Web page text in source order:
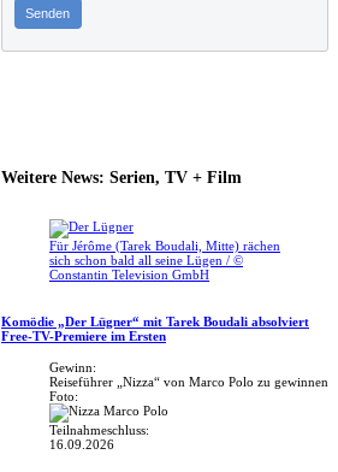
Senden
Weitere News: Serien, TV + Film
Für Jérôme (Tarek Boudali, Mitte) rächen
sich schon bald all seine Lügen / ©
Constantin Television GmbH
Komödie „Der Lügner“ mit Tarek Boudali absolviert
Free-TV-Premiere im Ersten
Gewinn:
Reiseführer „Nizza“ von Marco Polo zu gewinnen
Foto:
Teilnahmeschluss:
16.09.2026